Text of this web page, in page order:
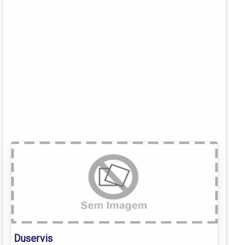
Duservis